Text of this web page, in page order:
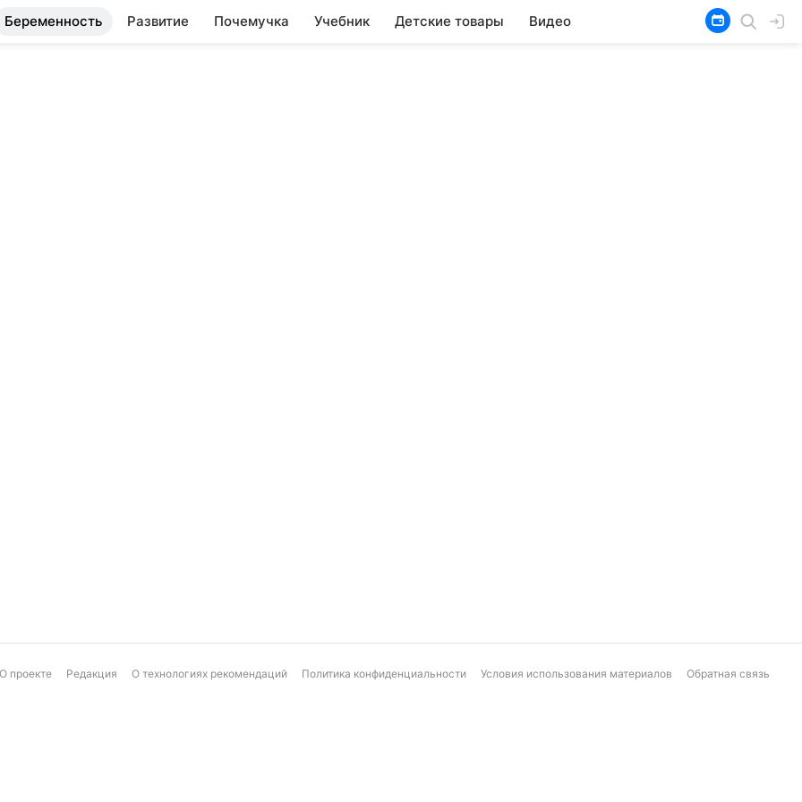
Беременность Развитие Почемучка Учебник Детские товары Видео
О проекте Редакция О технологиях рекомендаций Политика конфиденциальности Условия использования материалов Обратная связь